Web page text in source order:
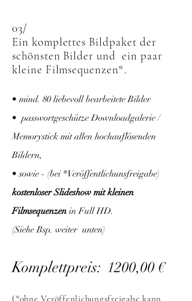
03/
Ein komplettes Bildpaket der
schönsten Bilder und ein paar
kleine Filmsequenzen*.
• mind. 80 liebevoll bearbeitete Bilder
• passwortgeschütze Downloadgalerie /
Memorystick mit allen hochauflösenden
Bildern,
• sowie - (bei *Veröffentlichunsfreigabe)
kostenloser Slideshow mit kleinen
Filmsequenzen in Full HD.
(Siehe Bsp. weiter unten)
Komplettpreis: 1200,00 €
(*ohne Veröffenlichungsfreigabe kann